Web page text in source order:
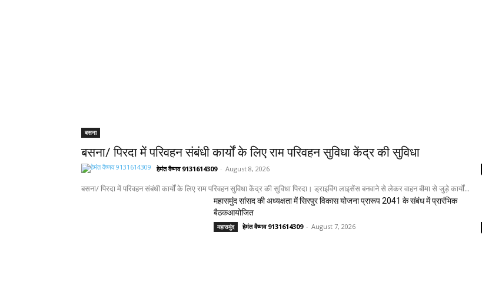
बसना
बसना/ पिरदा में परिवहन संबंधी कार्यों के लिए राम परिवहन सुविधा केंद्र की सुविधा
हेमंत वैष्णव 9131614309 - August 8, 2026
बसना/ पिरदा में परिवहन संबंधी कार्यों के लिए राम परिवहन सुविधा केंद्र की सुविधा पिरदा। ड्राइविंग लाइसेंस बनवाने से लेकर वाहन बीमा से जुड़े कार्यों...
महासमुंद सांसद की अध्यक्षता में सिरपुर विकास योजना प्रारूप 2041 के संबंध में प्रारंभिक
बैठकआयोजित
महासमुंद हेमंत वैष्णव 9131614309 - August 7, 2026